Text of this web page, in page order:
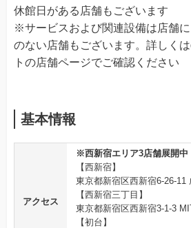
休館日がある店舗もございます
※サービスおよび関連設備は店舗
のない店舗もございます。詳しく
トの店舗ページでご確認ください
基本情報
アクセス
※西新宿エリア3店舗展開中
【西新宿】
東京都新宿区西新宿6-26-11
【西新宿三丁目】
東京都新宿区西新宿3-1-3
【初台】